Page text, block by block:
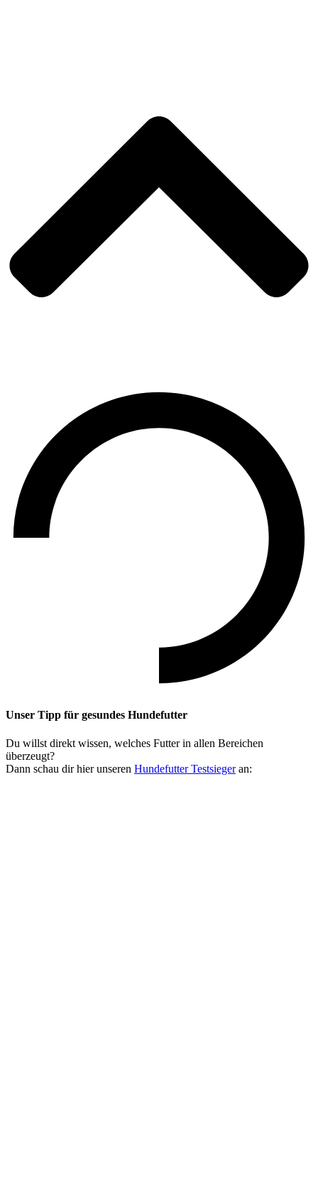
Unser Tipp für gesundes Hundefutter
Du willst direkt wissen, welches Futter in allen Bereichen
überzeugt?
Dann schau dir hier unseren Hundefutter Testsiegeran: